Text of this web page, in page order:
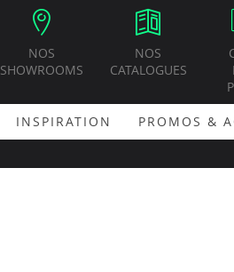
NOS
SHOWROOMS
NOS
CATALOGUES
INSPIRATION PROMOS &